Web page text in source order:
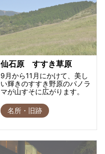
仙石原 すすき草原
9月から11月にかけて、美し
い輝きのすすき野原のパノラ
マが山すそに広がります。
名所・旧跡